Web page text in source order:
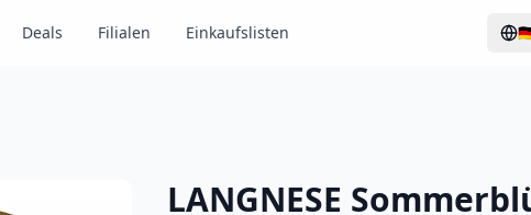
Deals Filialen Einkaufslisten
LANGNESE